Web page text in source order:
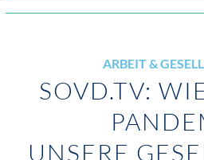
ARBEIT &
SOVD.TV:
UNSERE